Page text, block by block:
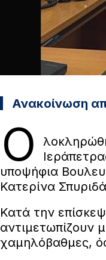
Ανακοίνωση
Ο
υποψήφια
Κατερίνα
Κατά την
αντιμετωπίζουν
χαμηλόβαθμες,